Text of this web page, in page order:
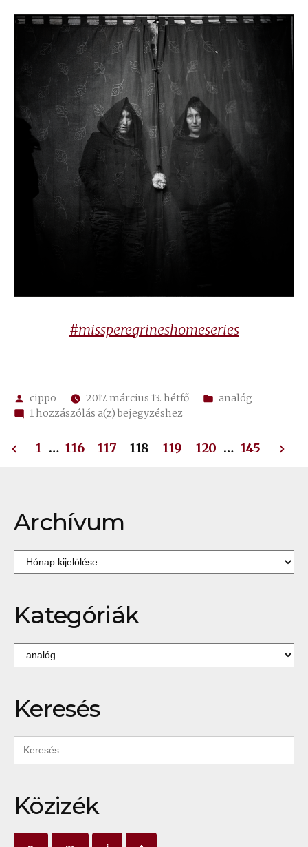
#missperegrineshomeseries
Szerző:
cippo 2017. március 13. hétfő Kategória:
analóg
1 hozzászólás a(z) Kézművesbe’
bejegyzéshez
Bejegyzések
1 … 116 117 118 119 120 … 145
Archívum
Archívum
Kategóriák
Kategóriák
Keresés
Keresés:
Közizék